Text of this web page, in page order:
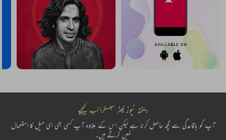
ریختہ نیوز لیٹر سبسکرائب کیجیے
آپ کو باقاعدگی سے کچھ حاصل کرنا ہے لیکن اس کے علاوہ آپ کسی بھی ای میل کا استعمال
نہیں کرتے ہیں۔